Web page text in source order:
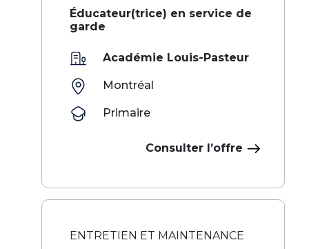
Éducateur(trice) en service de
garde
Académie Louis-Pasteur
Montréal
Primaire
Consulter l’offre
ENTRETIEN ET MAINTENANCE